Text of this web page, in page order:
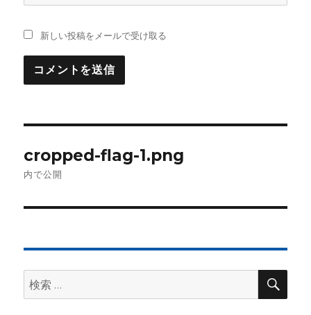
新しい投稿をメールで受け取る
稿
ゲ
ー
cropped-flag-1.png
内で公開
検
索:
検